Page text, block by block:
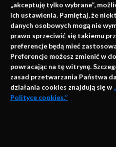
„akceptuję tylko wybrane”,
ich ustawienia. Pamiętaj, że
danych osobowych mogą nie
prawo sprzeciwić się takiemu
preferencje będą mieć
Preferencje możesz zmienić w
powracając na tę witrynę.
zasad przetwarzania Państwa
działania cookies znajdują się w
Polityce cookies.”
ul.
43-460
Redakcja
ul.